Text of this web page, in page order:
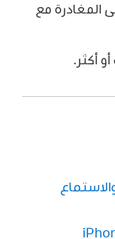
المغادرة مع
أكثر.